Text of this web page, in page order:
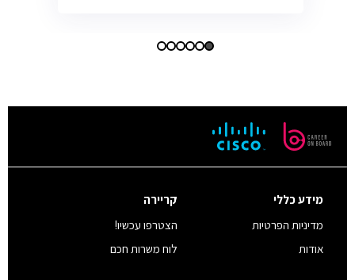
מידע כללי
מדיניות הפרטיות
אודות
קריירה
הצטרפו עכשיו!
לוח משרות חכם